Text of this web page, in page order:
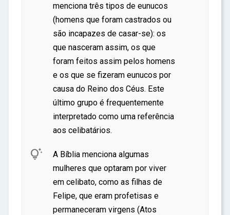
menciona três tipos de eunucos
(homens que foram castrados ou
são incapazes de casar-se): os
que nasceram assim, os que
foram feitos assim pelos homens
e os que se fizeram eunucos por
causa do Reino dos Céus. Este
último grupo é frequentemente
interpretado como uma referência
aos celibatários.

A Bíblia menciona algumas
mulheres que optaram por viver
em celibato, como as filhas de
Felipe, que eram profetisas e
permaneceram virgens (Atos